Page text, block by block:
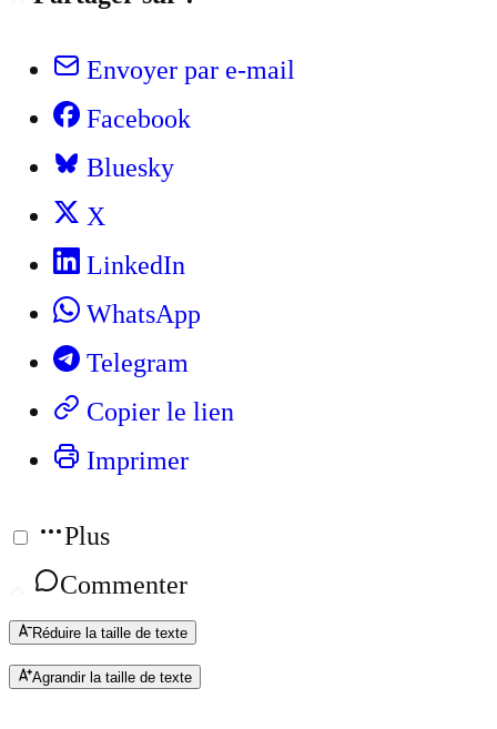
Envoyer par e-mail
Facebook
Bluesky
X
LinkedIn
WhatsApp
Telegram
Copier le lien
Imprimer
Plus
Commenter
Réduire la taille de texte
Agrandir la taille de texte